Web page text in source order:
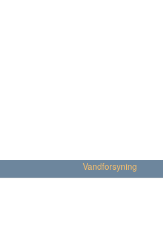
Vandforsyning